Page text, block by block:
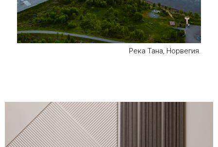
Река Тана, Норвегия.